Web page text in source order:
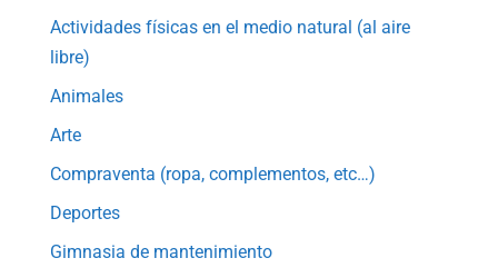
Actividades físicas en el medio natural (al aire
libre)
Animales
Arte
Compraventa (ropa, complementos, etc…)
Deportes
Gimnasia de mantenimiento